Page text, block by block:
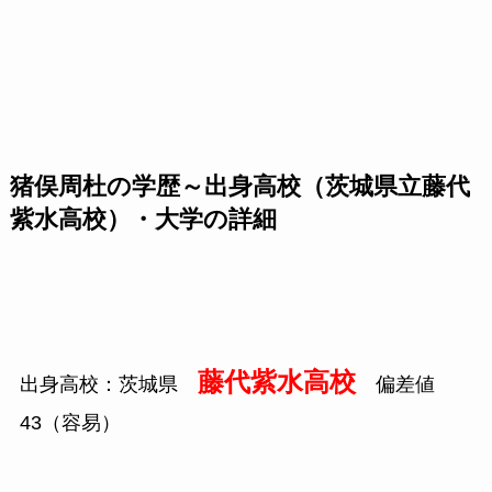
猪俣周杜の学歴～出身高校（茨城県立藤代
紫水高校）・大学の詳細
出身高校：茨城県 藤代紫水高校偏差値
43（容易）